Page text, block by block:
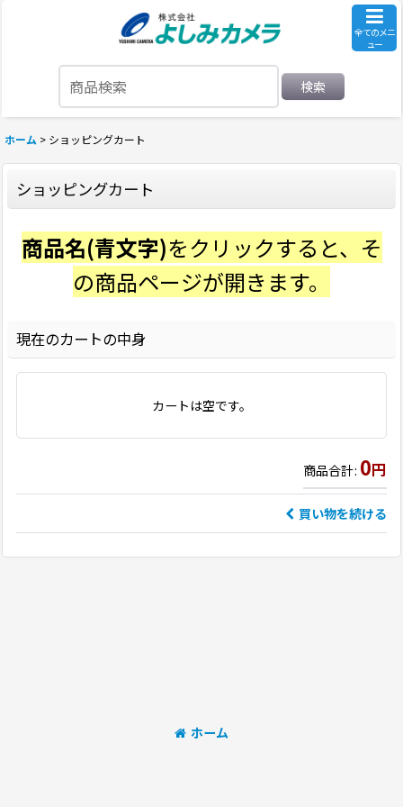
全てのメニ
ュー
検索
ホーム > ショッピングカート
ショッピングカート
商品名(青文字)をクリックすると、そ
の商品ページが開きます。
現在のカートの中身
カートは空です。
商品合計: 0円
買い物を続ける
ホーム